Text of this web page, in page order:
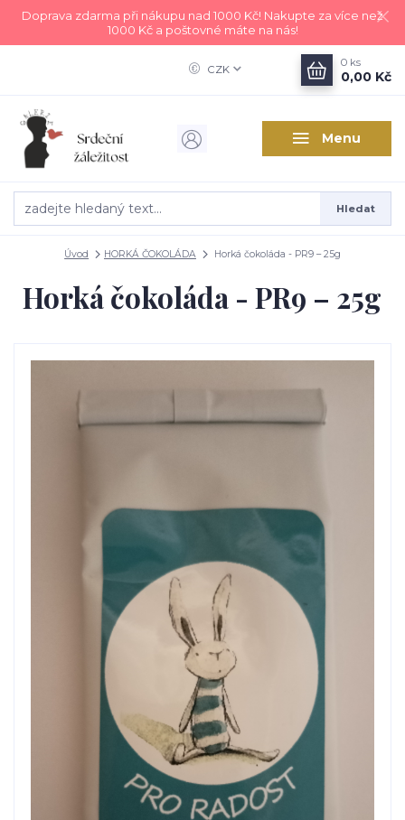
Doprava zdarma při nákupu nad 1000 Kč! Nakupte za více než
1000 Kč a poštovné máte na nás!
Menu
CZK
Hledat
0 ks
0,00 Kč
Úvod HORKÁ ČOKOLÁDA Horká čokoláda - PR9 – 25g
Horká čokoláda - PR9 – 25g